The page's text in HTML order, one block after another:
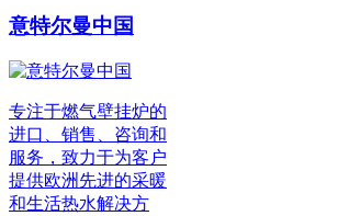
意特尔曼中国
专注于燃气壁挂炉的
进口、销售、咨询和
服务，致力于为客户
提供欧洲先进的采暖
和生活热水解决方